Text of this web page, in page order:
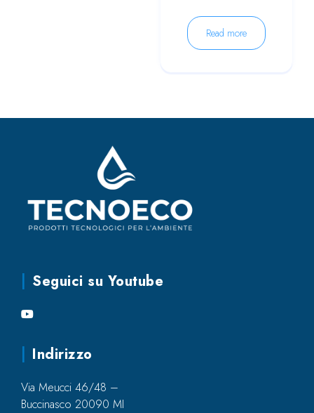
Read more
Seguici su Youtube
Indirizzo
Via Meucci 46/48 –
Buccinasco 20090 MI